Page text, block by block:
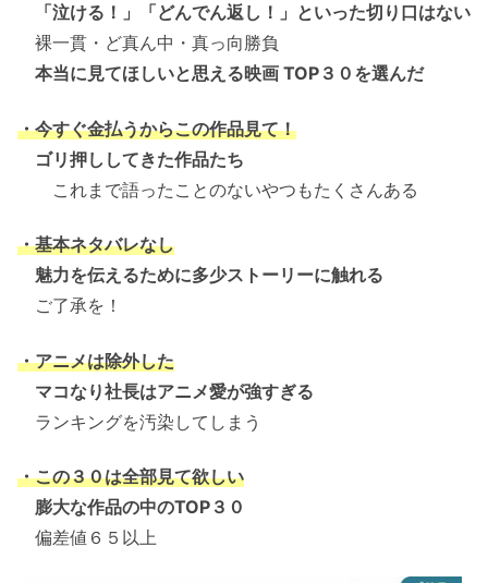
「泣ける！」「どんでん返し！」といった切り口はない
裸一貫・ど真ん中・真っ向勝負
本当に見てほしいと思える映画 TOP３０を選んだ
・今すぐ金払うからこの作品見て！
ゴリ押ししてきた作品たち
これまで語ったことのないやつもたくさんある
・基本ネタバレなし
魅力を伝えるために多少ストーリーに触れる
ご了承を！
・アニメは除外した
マコなり社長はアニメ愛が強すぎる
ランキングを汚染してしまう
・この３０は全部見て欲しい
膨大な作品の中のTOP３０
偏差値６５以上